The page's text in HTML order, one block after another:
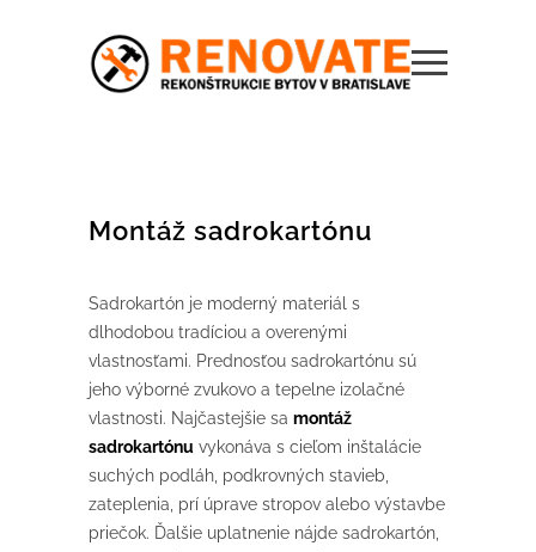
Montáž sadrokartónu
Sadrokartón je moderný materiál s
dlhodobou tradíciou a overenými
vlastnosťami. Prednosťou sadrokartónu sú
jeho výborné zvukovo a tepelne izolačné
vlastnosti. Najčastejšie sa montáž
sadrokartónu vykonáva s cieľom inštalácie
suchých podláh, podkrovných stavieb,
zateplenia, prí úprave stropov alebo výstavbe
priečok. Ďalšie uplatnenie nájde sadrokartón,